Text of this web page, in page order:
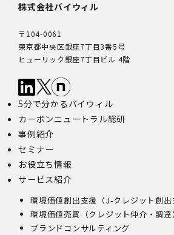
以外の目的で利用することはありません。
10.保有個人データの開示等
当社の保有個人データについて、利用目
内容の訂正・追加又は削除・利用の停止
といいます。）をご希望の場合は、本人
らのお申し出であることを確認した上で
もし、ご希望の全部又は一部に応じられ
由をご説明いたします。
出に関する連絡・事務手続に必要な範囲
す。
(1)開示等の求めのお申し出先
に定める要件を満たす場合には、当社の
て速やかに対応します。
開示等のお求めについては、以下のお問
株式会社バイウィル
〒104-0061
東京都中央区銀座7丁目3番5号
ヒューリック銀座7丁目ビル 4階
5分で分かるバイウィル
カーボンニュートラル総研
事例紹介
セミナー
お役立ち情報
サービス紹介
環境価値創出支援（J-クレジット創出
環境価値売買（クレジット仲介・調達）
ブランドコンサルティング